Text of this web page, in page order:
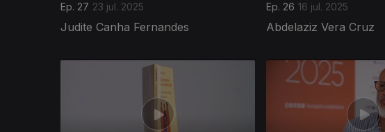
Ep. 27 23 jul. 2025
Judite Canha Fernandes
Ep. 26 16 jul. 2025
Abdelaziz Vera Cruz